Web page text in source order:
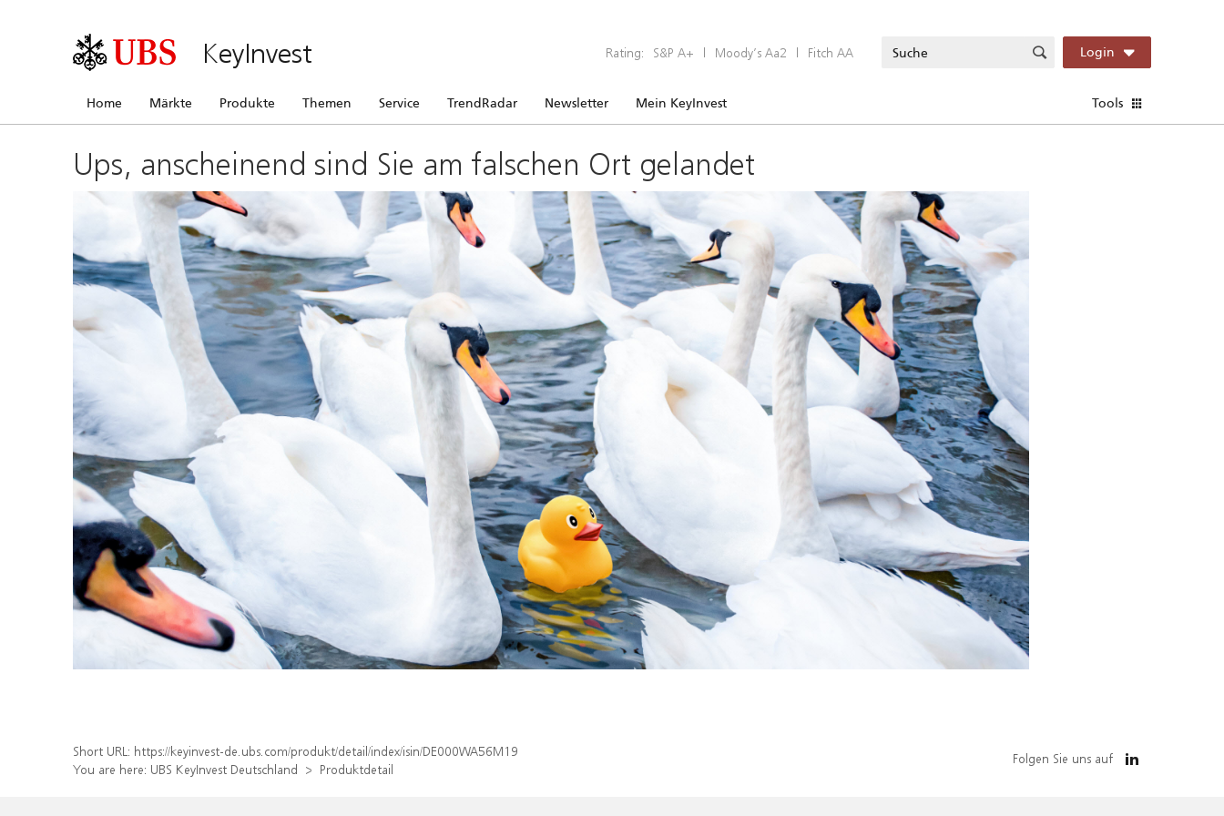
KeyInvest Rating: S&P A+ | Moody’s Aa2 | Fitch AA Login
Home Märkte Produkte Themen Service TrendRadar Newsletter Mein KeyInvest Tools
Ups, anscheinend sind Sie am falschen Ort gelandet
Short URL: https://keyinvest-de.ubs.com/produkt/detail/index/isin/DE000WA56M19
You are here: UBS KeyInvest Deutschland Produktdetail
Folgen Sie uns auf